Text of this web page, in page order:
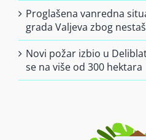
Proglašena vanredna
grada Valjeva zbog
Novi požar izbio u
se na više od 300 hektara